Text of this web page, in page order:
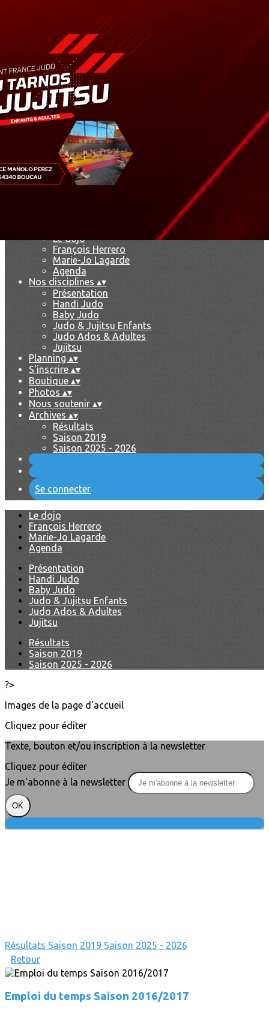
Exporter toutes les colonnes
Exporter uniquement les colonnes affichées
>
Résultats
Saison 2019
Saison 2025 - 2026
Ajoutez un logo, un bouton, des réseaux sociaux
Cliquez pour éditer
Le dojo
François Herrero
Marie-Jo Lagarde
Agenda
Nos disciplines ▴▾
Présentation
Handi Judo
Baby Judo
Judo & Jujitsu Enfants
Judo Ados & Adultes
Jujitsu
Planning ▴▾
S'inscrire ▴▾
Boutique ▴▾
Photos ▴▾
Nous soutenir ▴▾
Archives ▴▾
Résultats
Saison 2019
Saison 2025 - 2026
Se connecter
Le dojo
François Herrero
Marie-Jo Lagarde
Agenda
Présentation
Handi Judo
Baby Judo
Judo & Jujitsu Enfants
Judo Ados & Adultes
Jujitsu
Résultats
Saison 2019
Saison 2025 - 2026
?>
Images de la page d'accueil
Cliquez pour éditer
Texte, bouton et/ou inscription à la newsletter
Cliquez pour éditer
Je m'abonne à la newsletter
OK
Résultats Saison 2019 Saison 2025 - 2026
Retour
Emploi du temps Saison 2016/2017